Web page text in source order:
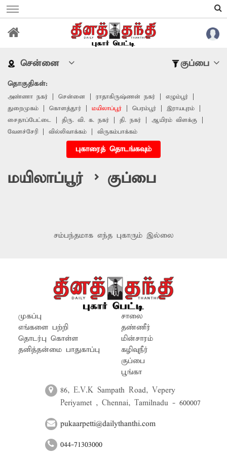
சென்னை குப்பை
தொகுதிகள்:
அண்ணா நகர் சென்னை ராதாகிருஷ்ணன் நகர்
எழும்பூர்
துறைமுகம்
கொளத்தூர் மயிலாப்பூர் பெரம்பூர்
இராயபுரம்
சைதாப்பேட்டை
திரு. வி. க. நகர் தி. நகர்
ஆயிரம் விளக்கு
வேளச்சேரி
வில்லிவாக்கம் விருகம்பாக்கம்
புகாரைத் தொடங்கவும்
மயிலாப்பூர் > குப்பை
சம்பந்தமாக எந்த புகாரும் இல்லை
முகப்பு
எங்களை பற்றி
தொடர்பு கொள்ள
தனித்தன்மை பாதுகாப்பு
சாலை
தண்ணீர்
மின்சாரம்
கழிவுநீர்
குப்பை
பூங்கா
86, E.V.K Sampath Road, Vepery
Periyamet , Chennai, Tamilnadu - 600007
pukaarpetti@dailythanthi.com
044-71303000